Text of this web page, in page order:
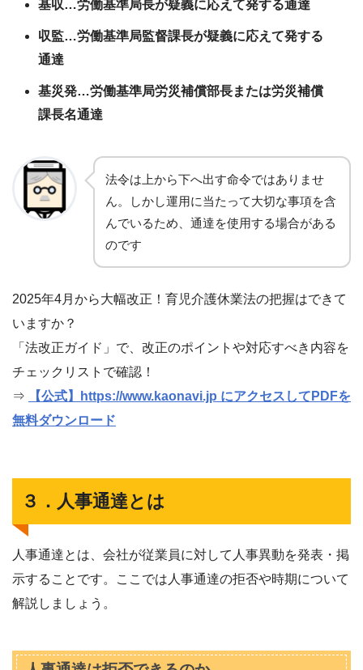
基収…労働基準局長が疑義に応えて発する通達
収監…労働基準局監督課長が疑義に応えて発する
通達
基災発…労働基準局労災補償部長または労災補償
課長名通達
法令は上から下へ出す命令ではありませ
ん。しかし運用に当たって大切な事項を含
んでいるため、通達を使用する場合がある
のです
2025年4月から大幅改正！育児介護休業法の把握はできて
いますか？
「法改正ガイド」で、改正のポイントや対応すべき内容を
チェックリストで確認！
⇒
【公式】https://www.kaonavi.jp にアクセスしてPDFを
無料ダウンロード
３．人事通達とは
人事通達とは、会社が従業員に対して人事異動を発表・掲
示することです。ここでは人事通達の拒否や時期について
解説しましょう。